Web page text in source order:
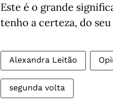
Este é o grande
tenho a certeza, do
Alexandra Leitão
segunda volta